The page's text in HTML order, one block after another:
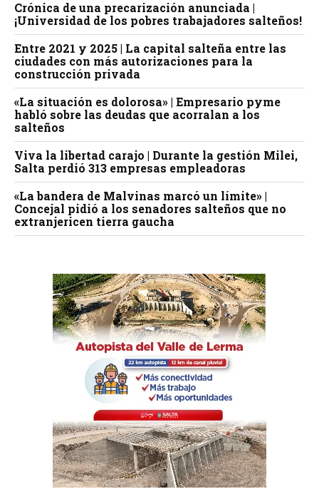
Crónica de una precarización anunciada |
¡Universidad de los pobres trabajadores salteños!
Entre 2021 y 2025 | La capital salteña entre las
ciudades con más autorizaciones para la
construcción privada
«La situación es dolorosa» | Empresario pyme
habló sobre las deudas que acorralan a los
salteños
Viva la libertad carajo | Durante la gestión Milei,
Salta perdió 313 empresas empleadoras
«La bandera de Malvinas marcó un límite» |
Concejal pidió a los senadores salteños que no
extranjericen tierra gaucha